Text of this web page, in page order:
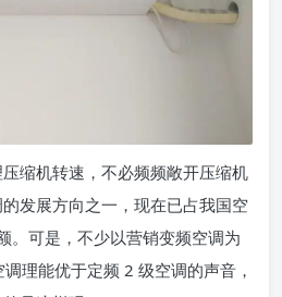
缩机转速，不必频频敞开压缩机
发展方向之一，现在已占我国空
可是，不少以营销变频空调为
理能优于定频 2 级空调的声音，